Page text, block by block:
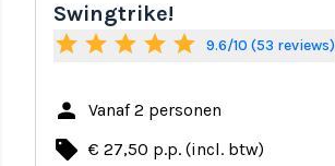
Swingtrike!
star star star star star 9.6/10 (53 reviews)
person Vanaf 2 personen
local_offer € 27,50 p.p. (incl. btw)